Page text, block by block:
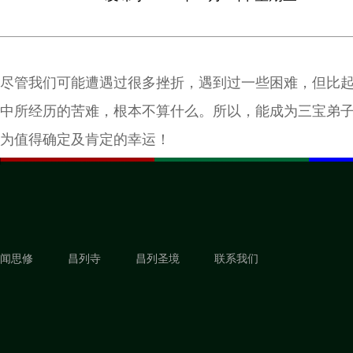
尽管我们可能遭遇过很多挫折，遇到过一些困难，但比
中所经历的苦难，根本不算什么。所以，能成为三宝弟
为值得确定及肯定的幸运！
闻思修 昌列寺 昌列圣境 联系我们